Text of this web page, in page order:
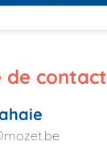
de contact